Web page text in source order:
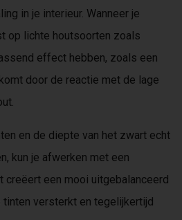
in je interieur. Wanneer je
op lichte houtsoorten zoals
effect hebben, zoals een
door de reactie met de lage
en de diepte van het zwart echt
kun je afwerken met een
creëert een mooi uitgebalanceerd
versterkt en tegelijkertijd